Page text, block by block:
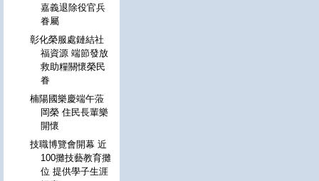
嘉義退除役官兵
眷屬
彰化榮服處鏈結社
福資源 端節發放
救助糧關懷榮民
眷
楠陽國樂慶端午蒞
岡榮 住民長輩樂
開懷
技職博覽會開幕 近
100攤技藝教育攤
位 提供學子生涯